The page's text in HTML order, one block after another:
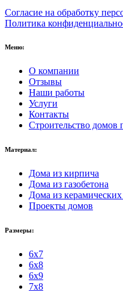
Согласие на обработку
Политика
Меню:
О компании
Отзывы
Наши работы
Услуги
Контакты
Строительство домов
Материал:
Дома из кирпича
Дома из газобетона
Дома из керамических
Проекты домов
Размеры:
6x7
6x8
6x9
7x8